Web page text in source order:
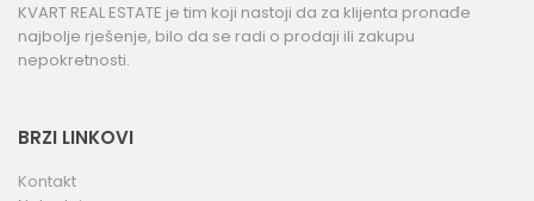
KVART REAL ESTATE je tim koji nastoji da za klijenta pronađe
najbolje rješenje, bilo da se radi o prodaji ili zakupu
nepokretnosti.
BRZI LINKOVI
Kontakt